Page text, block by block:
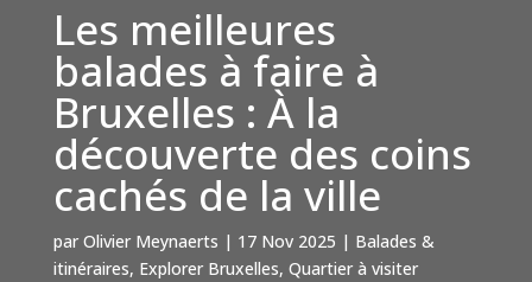
Les meilleures
balades à faire à
Bruxelles : À la
découverte des coins
cachés de la ville
par Olivier Meynaerts | 17 Nov 2025 | Balades &
itinéraires, Explorer Bruxelles, Quartier à visiter